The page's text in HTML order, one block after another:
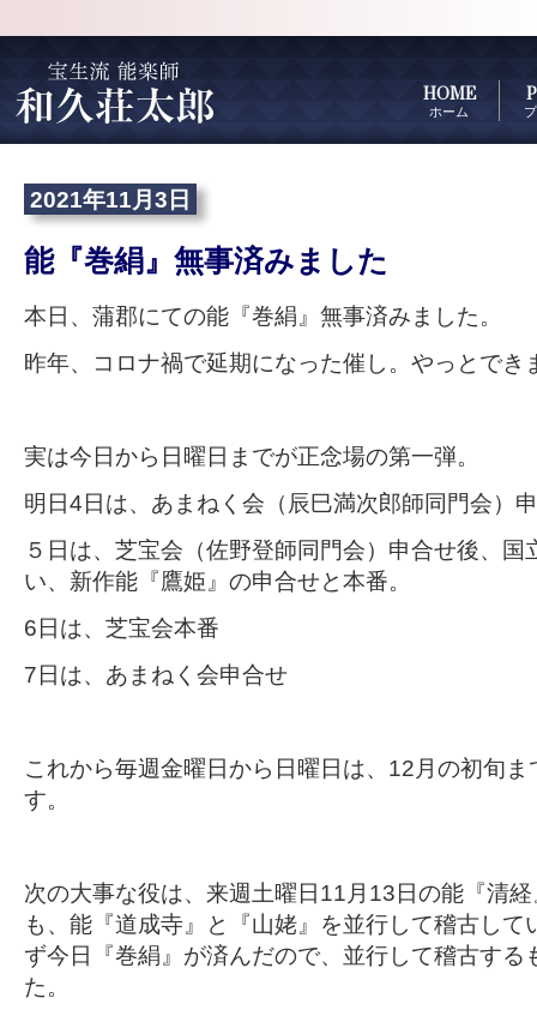
HOME
ホーム
2021年11月3日
能『巻絹』無事済みました
本日、蒲郡にての能『巻絹』無事済みました。
昨年、コロナ禍で延期になった催し。やっとでき
実は今日から日曜日までが正念場の第一弾。
明日4日は、あまねく会（辰巳満次郎師同門会）
５日は、芝宝会（佐野登師同門会）申合せ後、国
い、新作能『鷹姫』の申合せと本番。
6日は、芝宝会本番
7日は、あまねく会申合せ
これから毎週金曜日から日曜日は、12月の初旬
す。
次の大事な役は、来週土曜日11月13日の能『清
も、能『道成寺』と『山姥』を並行して稽古して
ず今日『巻絹』が済んだので、並行して稽古する
た。